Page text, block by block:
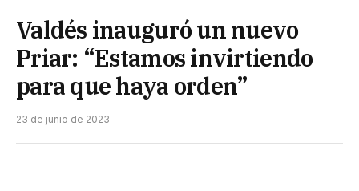
Valdés inauguró un nuevo
Priar: “Estamos invirtiendo
para que haya orden”
23 de junio de 2023